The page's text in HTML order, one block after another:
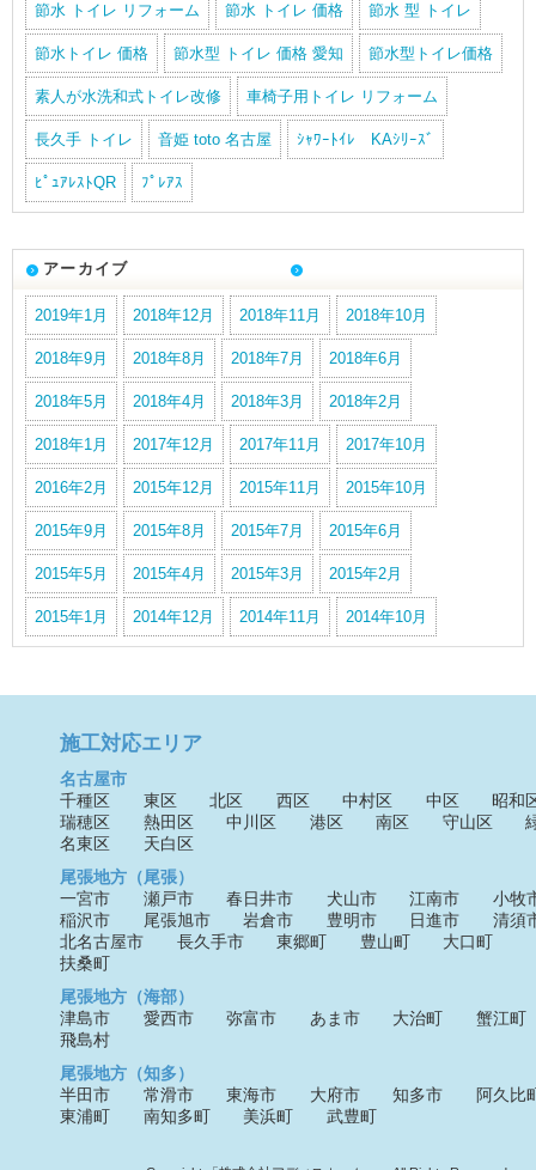
節水 トイレ リフォーム 節水 トイレ 価格 節水 型 トイレ
節水トイレ 価格 節水型 トイレ 価格 愛知 節水型トイレ価格
素人が水洗和式トイレ改修 車椅子用トイレ リフォーム
長久手 トイレ 音姫 toto 名古屋 ｼｬﾜｰﾄｲﾚ KAｼﾘｰｽﾞ
ﾋﾟｭｱﾚｽﾄQR ﾌﾟﾚｱｽ
アーカイブ
2019年1月 2018年12月 2018年11月 2018年10月
2018年9月 2018年8月 2018年7月 2018年6月
2018年5月 2018年4月 2018年3月 2018年2月
2018年1月 2017年12月 2017年11月 2017年10月
2016年2月 2015年12月 2015年11月 2015年10月
2015年9月 2015年8月 2015年7月 2015年6月
2015年5月 2015年4月 2015年3月 2015年2月
2015年1月 2014年12月 2014年11月 2014年10月
施工対応エリア
名古屋市
千種区
東区 北区 西区 中村区 中区
昭和
瑞穂区
熱田区 中川区 港区 南区 守山区
名東区
天白区
尾張地方（尾張）
一宮市
瀬戸市 春日井市 犬山市 江南市
小牧
稲沢市
尾張旭市 岩倉市 豊明市 日進市
清須
北名古屋市
長久手市 東郷町 豊山町
大口町
扶桑町
尾張地方（海部）
津島市
愛西市 弥富市 あま市 大治町
蟹江町
飛島村
尾張地方（知多）
半田市
常滑市 東海市 大府市 知多市
阿久比
東浦町
南知多町 美浜町 武豊町